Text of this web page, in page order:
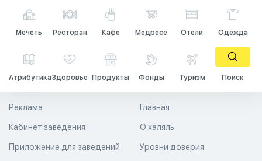
Мечеть Ресторан Кафе Медресе Отели Одежда
АтрибутикаЗдоровье Продукты Фонды Туризм Поиск
Главная
О халяль
Уровни доверия
Реклама
Кабинет заведения
Приложение для заведений